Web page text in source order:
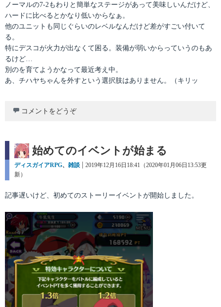
ノーマルの7-2もわりと簡単なステージがあって美味しいんだけど、
ハードに比べるとかなり低いからなぁ。
他のユニットも同じぐらいのレベルなんだけど差がすごい付いて
る。
特にデスコが火力が出なくて困る。装備が弱いからっていうのもあ
るけど…
別のを育てようかなって最近考え中。
あ、チハヤちゃんを外すという選択肢はありません。（キリッ
コメントをどうぞ
始めてのイベントが始まる
カ
テ
リ
ディスガイアRPG、 雑談
投
2019年12月16日18:41（2020年01月06日13:53更
新）
記事遅いけど、初めてのストーリーイベントが開始しました。